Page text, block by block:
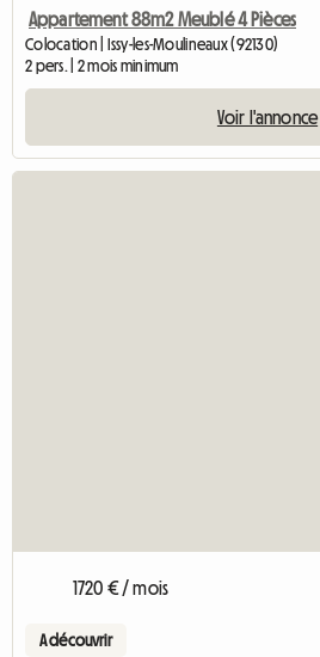
Appartement 88m2 Meublé 4 Pièces
Colocation | Issy-les-Moulineaux (92130)
2 pers. | 2 mois minimum
Voir l'annonce
1720 € / mois
A découvrir